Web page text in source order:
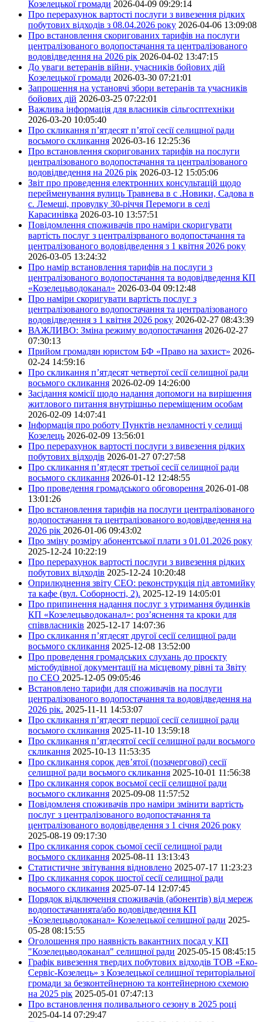
Козелецької громади 2026-04-09 09:29:14
Про перерахунок вартості послуги з вивезення рідких
побутових відходів з 08.04.2026 року 2026-04-06 13:09:08
Про встановлення скоригованих тарифів на послуги
централізованого водопостачання та централізованого
водовідведення на 2026 рік 2026-04-02 13:47:15
До уваги ветеранів війни, учасників бойових дій
Козелецької громади 2026-03-30 07:21:01
Запрошення на установчі збори ветеранів та учасників
бойових дій 2026-03-25 07:22:01
Важлива інформація для власників сільгосптехніки
2026-03-20 10:05:40
Про скликання п’ятдесят п’ятої сесії селищної ради
восьмого скликання 2026-03-16 12:25:36
Про встановлення скоригованих тарифів на послуги
централізованого водопостачання та централізованого
водовідведення на 2026 рік 2026-03-12 15:05:06
Звіт про проведення електронних консультацій щодо
перейменування вулиць Травнева в с .Новики, Садова в
с. Лемеші, провулку 30-річчя Перемоги в селі
Карасинівка 2026-03-10 13:57:51
Повідомлення споживачів про наміри скоригувати
вартість послуг з централізрваного водопостачання та
централізованого водовідведення з 1 квітня 2026 року
2026-03-05 13:24:32
Про намір встановлення тарифів на послуги з
централізованого водопостачання та водовідведення КП
«Козелецьводоканал» 2026-03-04 09:12:48
Про наміри скоригувати вартість послуг з
централізованого водопостачання та централізованого
водовідведення з 1 квітня 2026 року 2026-02-27 08:43:39
ВАЖЛИВО: Зміна режиму водопостачання 2026-02-27
07:30:13
Прийом громадян юристом БФ «Право на захист» 2026-
02-24 14:59:16
Про скликання п’ятдесят четвертої сесії селищної ради
восьмого скликання 2026-02-09 14:26:00
Засідання комісії щодо надання допомоги на вирішення
житлового питання внутрішньо переміщеним особам
2026-02-09 14:07:41
Інформація про роботу Пунктів незламності у селищі
Козелець 2026-02-09 13:56:01
Про перерахунок вартості послуги з вивезення рідких
побутових відходів 2026-01-27 07:27:58
Про скликання п’ятдесят третьої сесії селищної ради
восьмого скликання 2026-01-12 12:48:55
Про проведення громадського обговорення 2026-01-08
13:01:26
Про встановлення тарифів на послуги централізованого
водопостачання та централізованого водовідведення на
2026 рік 2026-01-06 09:43:02
Про зміну розміру абонентської плати з 01.01.2026 року
2025-12-24 10:22:19
Про перерахунок вартості послуги з вивезення рідких
побутових відходів 2025-12-24 10:20:48
Оприлюднення звіту СЕО: реконструкція під автомийку
та кафе (вул. Соборності, 2). 2025-12-19 14:05:01
Про припинення надання послуг з утримання будинків
КП «Козелецьводоканал»: роз’яснення та кроки для
співвласників 2025-12-17 14:07:36
Про скликання п’ятдесят другої сесії селищної ради
восьмого скликання 2025-12-08 13:52:00
Про проведення громадських слухань до проєкту
містобудівної документації на місцевому рівні та Звіту
по СЕО 2025-12-05 09:05:46
Встановлено тарифи для споживачів на послуги
централізованого водопостачання та водовідведення на
2026 рік. 2025-11-11 14:53:07
Про скликання п’ятдесят першої сесії селищної ради
восьмого скликання 2025-11-10 13:59:18
Про скликання п’ятдесятої сесії селищної ради восьмого
скликання 2025-10-13 11:53:35
Про скликання сорок дев’ятої (позачергової) сесії
селищної ради восьмого скликання 2025-10-01 11:56:38
Про скликання сорок восьмої сесії селищної ради
восьмого скликання 2025-09-08 11:57:52
Повідомленя споживачів про наміри змінити вартість
послуг з централізованого водопостачання та
централізованого водовідведення з 1 січня 2026 року
2025-08-19 09:17:30
Про скликання сорок сьомої сесії селищної ради
восьмого скликання 2025-08-11 13:13:43
Статистичне звітування відновлено 2025-07-17 11:23:23
Про скликання сорок шостої сесії селищної ради
восьмого скликання 2025-07-14 12:07:45
Порядок відключення споживачів (абонентів) від мереж
водопостачаннята/або водовідведення КП
«Козелецьводоканал» Козелецької селищної ради 2025-
05-28 08:15:55
Оголошення про наявність вакантних посад у КП
"Козелецьводоканал" селищної ради 2025-05-15 08:45:15
Графік вивезення твердих побутових відходів ТОВ «Еко-
Сервіс-Козелець» з Козелецької селищної територіальної
громади за безконтейнерною та контейнерною схемою
на 2025 рік 2025-05-01 07:47:13
Про встановлення поливального сезону в 2025 році
2025-04-14 07:29:47